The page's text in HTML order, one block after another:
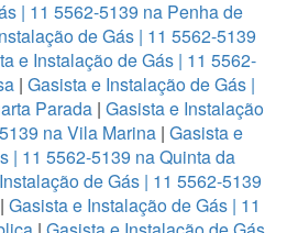
| 11 5562-5139 na Penha de
de Gás | 11 5562-5139
e Instalação de Gás | 11 5562-
| Gasista e Instalação de Gás |
Parada| Gasista e Instalação
na Vila Marina | Gasista e
| 11 5562-5139 na Quinta da
de Gás | 11 5562-5139
Gasista e Instalação de Gás | 11